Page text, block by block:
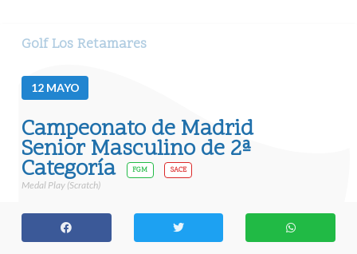
Golf Los Retamares
12 MAYO
Campeonato de Madrid
Senior Masculino de 2ª
Categoría FGM SACE
Medal Play (Scratch)